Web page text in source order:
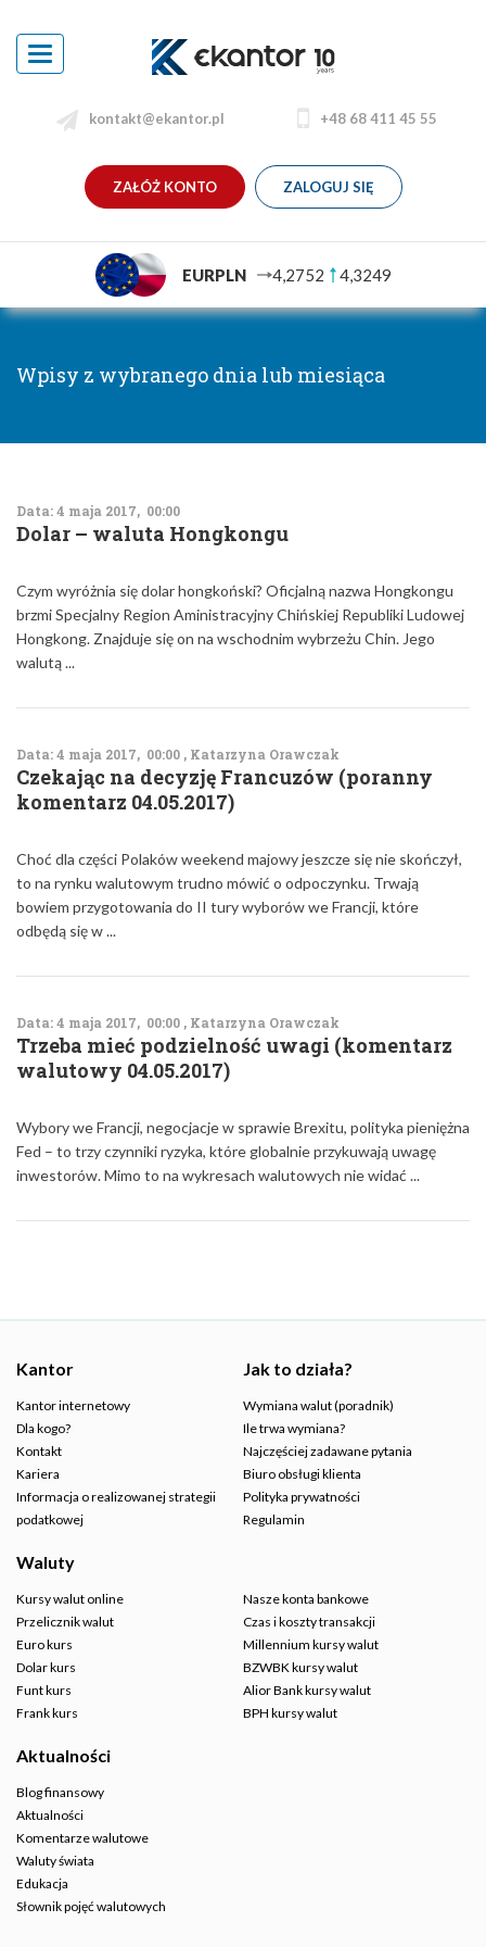
Toggle
navigation
kontakt@ekantor.pl +48 68 411 45 55
ZAŁÓŻ KONTO ZALOGUJ SIĘ
EURPLN 4,2752 4,3249
Wpisy z wybranego dnia lub miesiąca
Data: 4 maja 2017, 00:00
Dolar – waluta Hongkongu
Czym wyróżnia się dolar hongkoński? Oficjalną nazwa Hongkongu
brzmi Specjalny Region Aministracyjny Chińskiej Republiki Ludowej
Hongkong. Znajduje się on na wschodnim wybrzeżu Chin. Jego
walutą ...
Data: 4 maja 2017, 00:00 , Katarzyna Orawczak
Czekając na decyzję Francuzów (poranny
komentarz 04.05.2017)
Choć dla części Polaków weekend majowy jeszcze się nie skończył,
to na rynku walutowym trudno mówić o odpoczynku. Trwają
bowiem przygotowania do II tury wyborów we Francji, które
odbędą się w ...
Data: 4 maja 2017, 00:00 , Katarzyna Orawczak
Trzeba mieć podzielność uwagi (komentarz
walutowy 04.05.2017)
Wybory we Francji, negocjacje w sprawie Brexitu, polityka pieniężna
Fed – to trzy czynniki ryzyka, które globalnie przykuwają uwagę
inwestorów. Mimo to na wykresach walutowych nie widać ...
Kantor
Kantor internetowy
Dla kogo?
Kontakt
Kariera
Informacja o realizowanej strategii
podatkowej
Jak to działa?
Wymiana walut (poradnik)
Ile trwa wymiana?
Najczęściej zadawane pytania
Biuro obsługi klienta
Polityka prywatności
Regulamin
Waluty
Kursy walut online
Przelicznik walut
Euro kurs
Dolar kurs
Funt kurs
Frank kurs
Nasze konta bankowe
Czas i koszty transakcji
Millennium kursy walut
BZWBK kursy walut
Alior Bank kursy walut
BPH kursy walut
Aktualności
Blog finansowy
Aktualności
Komentarze walutowe
Waluty świata
Edukacja
Słownik pojęć walutowych